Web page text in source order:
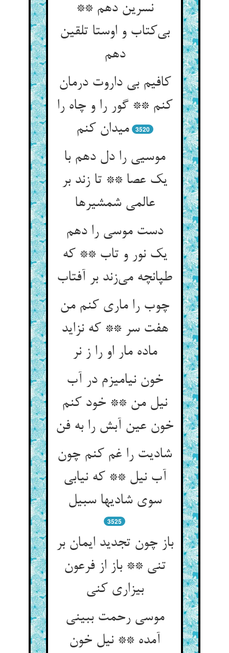
نسرین دهم **
بی‌کتاب و اوستا تلقین
دهم
کافیم بی داروت درمان
کنم ** گور را و چاه را
میدان کنم
3520
موسیی را دل دهم با
یک عصا ** تا زند بر
عالمی شمشیرها
دست موسی را دهم
یک نور و تاب ** که
طپانچه می‌زند بر آفتاب
چوب را ماری کنم من
هفت سر ** که نزاید
ماده مار او را ز نر
خون نیامیزم در آب
نیل من ** خود کنم
خون عین آبش را به فن
شادیت را غم کنم چون
آب نیل ** که نیابی
سوی شادیها سبیل
3525
باز چون تجدید ایمان بر
تنی ** باز از فرعون
بیزاری کنی
موسی رحمت ببینی
آمده ** نیل خون